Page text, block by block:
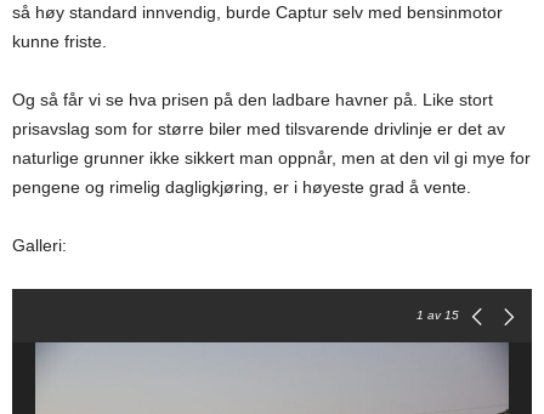
så høy standard innvendig, burde Captur selv med bensinmotor
kunne friste.
Og så får vi se hva prisen på den ladbare havner på. Like stort
prisavslag som for større biler med tilsvarende drivlinje er det av
naturlige grunner ikke sikkert man oppnår, men at den vil gi mye for
pengene og rimelig dagligkjøring, er i høyeste grad å vente.
Galleri:
1 av 15